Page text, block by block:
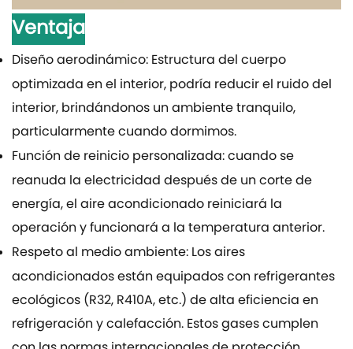
Ventaja
Diseño aerodinámico: Estructura del cuerpo
optimizada en el interior, podría reducir el ruido del
interior, brindándonos un ambiente tranquilo,
particularmente cuando dormimos.
Función de reinicio personalizada: cuando se
reanuda la electricidad después de un corte de
energía, el aire acondicionado reiniciará la
operación y funcionará a la temperatura anterior.
Respeto al medio ambiente: Los aires
acondicionados están equipados con refrigerantes
ecológicos (R32, R410A, etc.) de alta eficiencia en
refrigeración y calefacción. Estos gases cumplen